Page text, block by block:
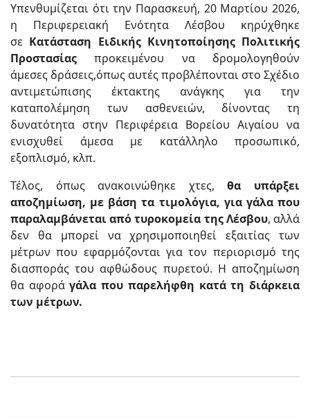
Υπενθυμίζεται ότι την Παρασκευή, 20 Μαρτίου 2026,
η Περιφερειακή Ενότητα Λέσβου κηρύχθηκε
σε Κατάσταση Ειδικής Κινητοποίησης Πολιτικής
Προστασίας προκειμένου να δρομολογηθούν
άμεσες δράσεις,όπως αυτές προβλέπονται στο Σχέδιο
αντιμετώπισης έκτακτης ανάγκης για την
καταπολέμηση των ασθενειών, δίνοντας τη
δυνατότητα στην Περιφέρεια Βορείου Αιγαίου να
ενισχυθεί άμεσα με κατάλληλο προσωπικό,
εξοπλισμό, κλπ.
Τέλος, όπως ανακοινώθηκε χτες,θα υπάρξει
αποζημίωση, με βάση τα τιμολόγια, για γάλα που
παραλαμβάνεται από τυροκομεία της Λέσβου, αλλά
δεν θα μπορεί να χρησιμοποιηθεί εξαιτίας των
μέτρων που εφαρμόζονται για τον περιορισμό της
διασποράς του αφθώδους πυρετού. Η αποζημίωση
θα αφοράγάλα που παρελήφθη κατά τη διάρκεια
των μέτρων.